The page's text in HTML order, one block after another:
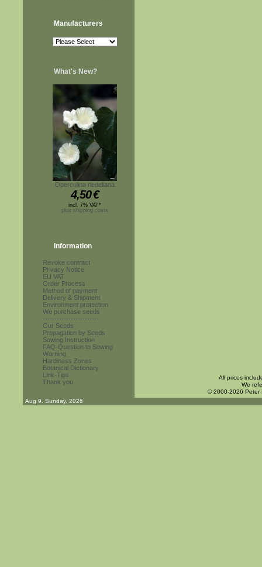
Manufacturers
What's New?
Operculina riedeliana
4,50€
incl. 7% VAT*
plus shipping costs
Information
Revoke contract
Privacy Notice
EU VAT
Order Process
Method of payment
Delivery & Shipment
Environment protection
We purchase seeds
------------------------
Our Seeds
Propagation by Seeds
Sowing Instruction
FAQ-Question to Sowing
Warning
Hardiness Zones
Botanical Dictionary
Link-Tips
Thank you
All prices
We
© 2000-2026 Peter
Aug 9. Sunday, 2026